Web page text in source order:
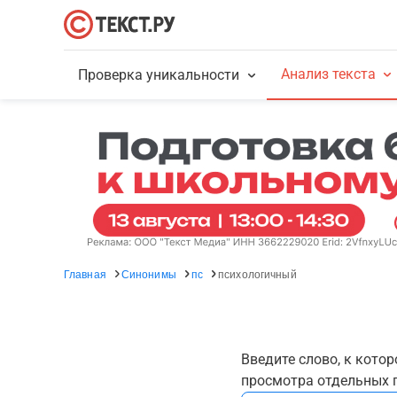
Проверка уникальности Анализ текста
Главная Синонимы пс психологичный
Введите слово, к
просмотра отдельных